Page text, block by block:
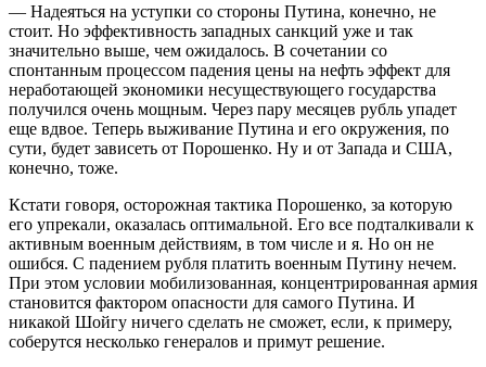
— Надеяться на уступки со стороны Путина, конечно, не
стоит. Но эффективность западных санкций уже и так
значительно выше, чем ожидалось. В сочетании со
спонтанным процессом падения цены на нефть эффект для
неработающей экономики несуществующего государства
получился очень мощным. Через пару месяцев рубль упадет
еще вдвое. Теперь выживание Путина и его окружения, по
сути, будет зависеть от Порошенко. Ну и от Запада и США,
конечно, тоже.
Кстати говоря, осторожная тактика Порошенко, за которую
его упрекали, оказалась оптимальной. Его все подталкивали к
активным военным действиям, в том числе и я. Но он не
ошибся. С падением рубля пла­тить военным Путину нечем.
При этом условии мобилизованная, концентрированная ар­мия
становится фактором опасности для самого Путина. И
никакой Шойгу ничего сде­лать не сможет, если, к примеру,
соберутся не­сколь­ко генералов и примут решение.